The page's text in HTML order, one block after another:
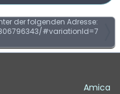
der folgenden Adresse:
#variationId=7
Amica